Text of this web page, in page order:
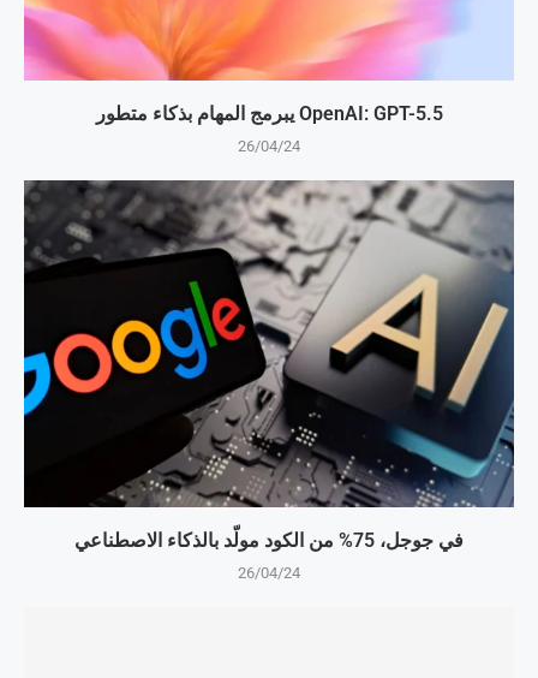
OpenAI: GPT-5.5 يبرمج المهام بذكاء متطور
26/04/24
في جوجل، 75% من الكود مولّد بالذكاء الاصطناعي
26/04/24